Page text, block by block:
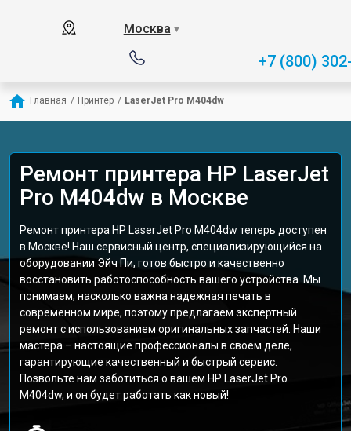
Москва ▼
+7 (800)
Главная / Принтер / LaserJet Pro M404dw
Ремонт принтера HP LaserJet
Pro M404dw в Москве
Ремонт принтера HP LaserJet Pro M404dw теперь доступен
в Москве! Наш сервисный центр, специализирующийся на
оборудовании Эйч Пи, готов быстро и качественно
восстановить работоспособность вашего устройства. Мы
понимаем, насколько важна надежная печать в
современном мире, поэтому предлагаем экспертный
ремонт с использованием оригинальных запчастей. Наши
мастера – настоящие профессионалы в своем деле,
гарантирующие качественный и быстрый сервис.
Позвольте нам заботиться о вашем HP LaserJet Pro
M404dw, и он будет работать как новый!